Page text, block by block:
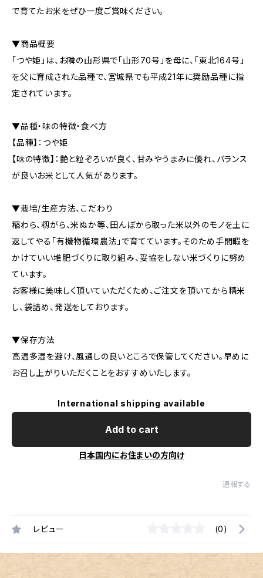
で育てたお米をぜひ一度ご賞味ください。
▼商品概要
「つや姫」は、お隣の山形県で「山形70号」を母に、「東北164号」
を父に育成された品種で、宮城県でも平成21年に奨励品種に指
定されています。
▼品種・味の特徴・食べ方
【品種】：つや姫
【味の特徴】：艶と粒ぞろいが良く、甘みやうまみに優れ、バランス
が良いお米として人気があります。
▼栽培/生産方法、こだわり
稲わら、籾がら、米ぬか等、田んぼから取った米以外のモノを土に
返してやる「有機物循環農法」で育てています。そのため手間暇を
かけていい堆肥づくりに取り組み、妥協をしない米づくりに努め
ています。
お客様に美味しく頂いていただくため、ご注文を頂いてから精米
し、袋詰め、発送をしております。
▼保存方法
高温多湿を避け、風通しの良いところで保管してください。早めに
お召し上がりいただくことをおすすめいたします。
International shipping available
Add to cart
日本国内にお住まいの方向け
通報する
レビュー (0)